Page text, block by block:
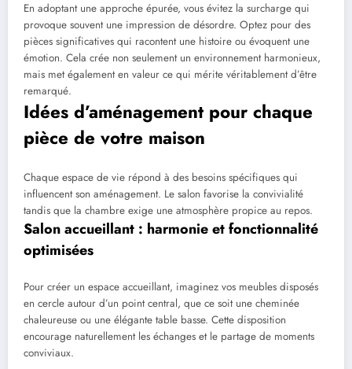
En adoptant une approche épurée, vous évitez la surcharge qui
provoque souvent une impression de désordre. Optez pour des
pièces significatives qui racontent une histoire ou évoquent une
émotion. Cela crée non seulement un environnement harmonieux,
mais met également en valeur ce qui mérite véritablement d’être
remarqué.
Idées d’aménagement pour chaque
pièce de votre maison
Chaque espace de vie répond à des besoins spécifiques qui
influencent son aménagement. Le salon favorise la convivialité
tandis que la chambre exige une atmosphère propice au repos.
Salon accueillant : harmonie et fonctionnalité
optimisées
Pour créer un espace accueillant, imaginez vos meubles disposés
en cercle autour d’un point central, que ce soit une cheminée
chaleureuse ou une élégante table basse. Cette disposition
encourage naturellement les échanges et le partage de moments
conviviaux.